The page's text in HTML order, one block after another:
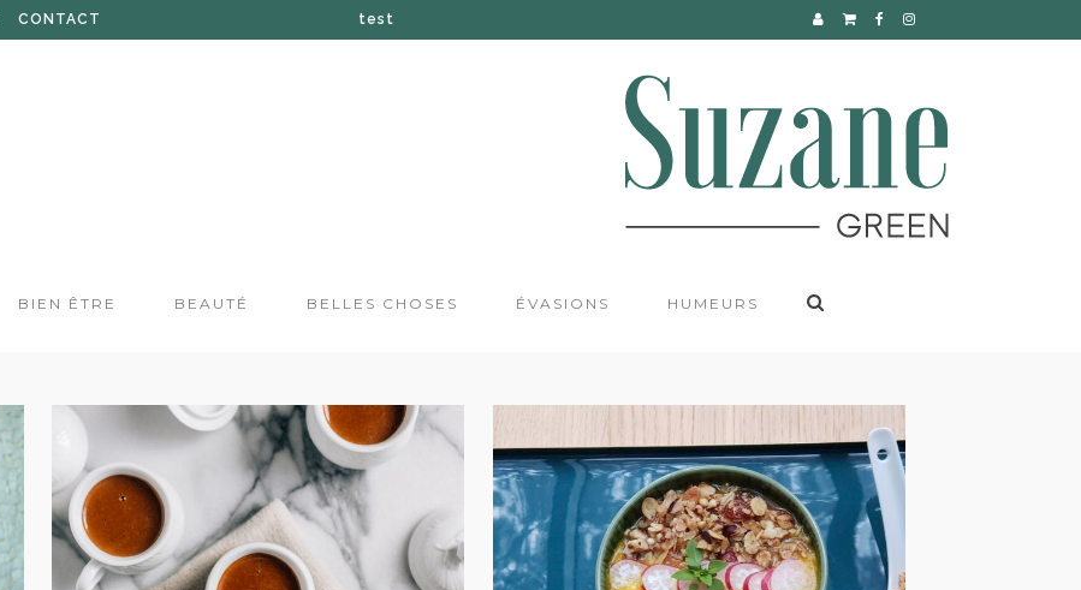
CONTACT test
BIEN ÊTRE BEAUTÉ BELLES CHOSES ÉVASIONS HUMEURS